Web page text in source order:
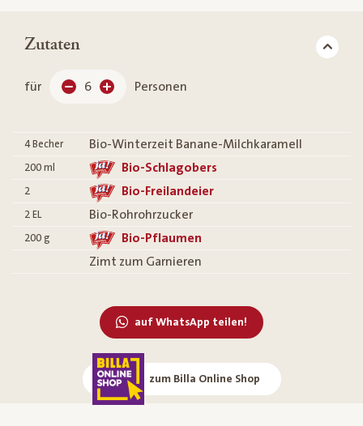
Zutaten
für 6 Personen
4 Becher Bio-Winterzeit Banane-Milchkaramell
200 ml Bio-Schlagobers
2 Bio-Freilandeier
2 EL Bio-Rohrohrzucker
200 g
Bio-Pflaumen
Zimt zum Garnieren
auf WhatsApp teilen!
zum Billa Online Shop